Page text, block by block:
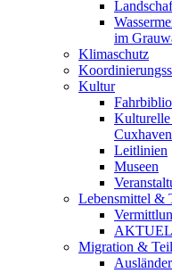
im
Klimaschutz
Kultur
Kulturelle
Cuxhaven
Leitlinien
Museen
Lebensmittel &
Migration &